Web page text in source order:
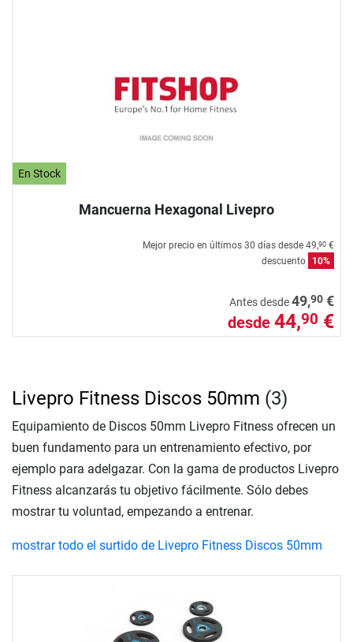
En Stock
Mancuerna Hexagonal Livepro
Mejor precio en últimos 30 días desde 49,90 €
descuento
10%
Antes desde49,90 €
desde 44,90 €
Livepro Fitness Discos 50mm (3)
Equipamiento de Discos 50mm Livepro Fitness ofrecen un
buen fundamento para un entrenamiento efectivo, por
ejemplo para adelgazar. Con la gama de productos Livepro
Fitness alcanzarás tu objetivo fácilmente. Sólo debes
mostrar tu voluntad, empezando a entrenar.
mostrar todo el surtido de Livepro Fitness Discos 50mm